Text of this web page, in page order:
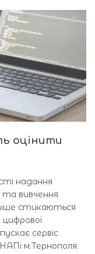
оцінити
надання
та вивчення
стикаються
сервіс
м.Тернополя.